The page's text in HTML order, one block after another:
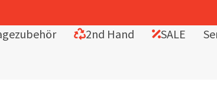
2nd Hand SALE